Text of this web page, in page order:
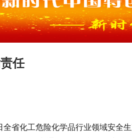
任
省化工危险化学品行业领域安全